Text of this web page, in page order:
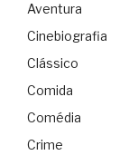
Aventura
Cinebiografia
Clássico
Comida
Comédia
Crime